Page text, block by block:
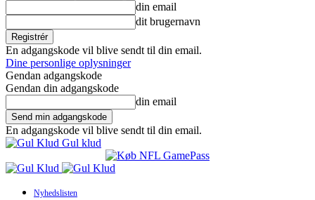
din email
dit brugernavn
En adgangskode vil blive sendt til din email.
Dine personlige oplysninger
Gendan adgangskode
Gendan din adgangskode
din email
En adgangskode vil blive sendt til din email.
Gul klud
Nyhedslisten